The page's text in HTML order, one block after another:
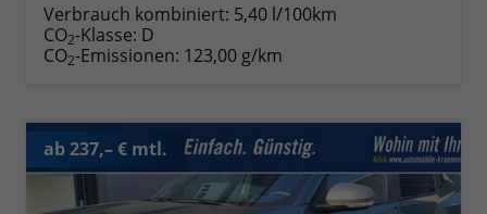
Verbrauch kombiniert: 5,40 l/100km
CO2-Klasse: D
CO2-Emissionen: 123,00 g/km
ab 237,– € mtl.